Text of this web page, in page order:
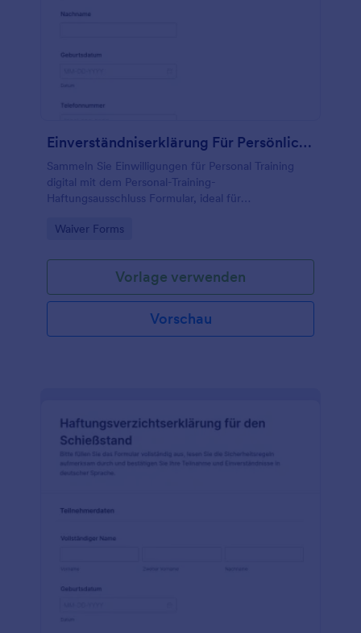
Einverständniserklärung Für Persönliches Training
Sammeln Sie Einwilligungen für Personal Training
digital mit dem Personal-Training-
Haftungsausschluss Formular, ideal für
zentraler Datenerfassung in Jotform.
Go to Category:
Waiver Forms
Vorlage verwenden
Vorschau